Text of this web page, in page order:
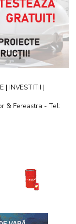
| INVESTITII |
& Fereastra - Tel: